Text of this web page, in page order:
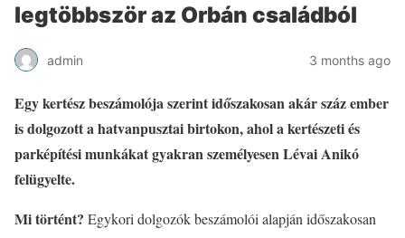
legtöbbször az Orbán családból
admin 3 months ago
Egy kertész beszámolója szerint időszakosan akár száz ember
is dolgozott a hatvanpusztai birtokon, ahol a kertészeti és
parképítési munkákat gyakran személyesen Lévai Anikó
felügyelte.
Mi történt? Egykori dolgozók beszámolói alapján időszakosan